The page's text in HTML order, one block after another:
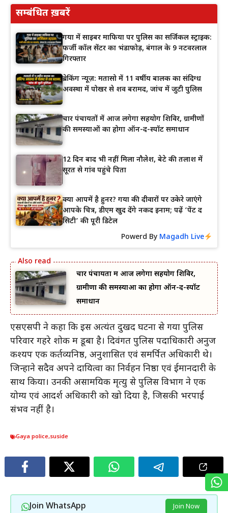
सम्बंधित ख़बरें
गया में साइबर माफिया पर पुलिस का सर्जिकल स्ट्राइक:
फर्जी कॉल सेंटर का भंडाफोड़, बंगाल के 9 नटवरलाल
गिरफ्तार
ब्रेकिंग न्यूज़: मतासो में 11 वर्षीय बालक का संदिग्ध
अवस्था में पोखर से शव बरामद, जांच में जुटी पुलिस
चार पंचायतों में आज लगेगा सहयोग शिविर, ग्रामीणों
की समस्याओं का होगा ऑन-द-स्पॉट समाधान
12 दिन बाद भी नहीं मिला नौलेश, बेटे की तलाश में
सूरत से गांव पहुंचे पिता
क्या आपमें है हुनर? गया की दीवारों पर उकेरे जाएंगे
आपके चित्र, डीएम खुद देंगे नकद इनाम; पढ़ें ‘पेंट द
सिटी’ की पूरी डिटेल
Powerd By Magadh Live
चार पंचायतों में आज लगेगा सहयोग शिविर,
ग्रामीणों की समस्याओं का होगा ऑन-द-स्पॉट
समाधान
एसएसपी ने कहा कि इस अत्यंत दुखद घटना से गया पुलिस
परिवार गहरे शोक में डूबा है। दिवंगत पुलिस पदाधिकारी अनुज
कश्यप एक कर्तव्यनिष्ठ, अनुशासित एवं समर्पित अधिकारी थे।
जिन्होंने सदैव अपने दायित्वों का निर्वहन निष्ठा एवं ईमानदारी के
साथ किया। उनकी असामयिक मृत्यु से पुलिस विभाग ने एक
योग्य एवं आदर्श अधिकारी को खो दिया है, जिसकी भरपाई
संभव नहीं है।
Gaya police,suside
Join WhatsApp Join Now